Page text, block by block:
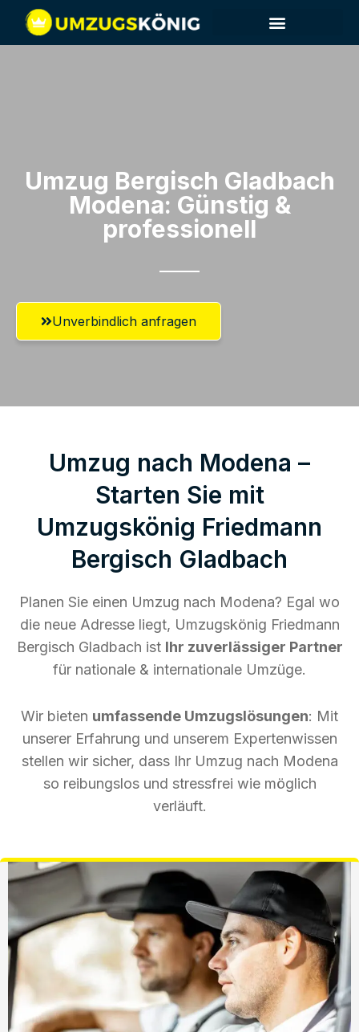
Umzug Bergisch Gladbach​
Modena: Günstig &
professionell​
Unverbindlich anfragen
Umzug nach Modena –
Starten Sie mit
Umzugskönig Friedmann
Bergisch Gladbach
Planen Sie einen Umzug nach Modena? Egal wo
die neue Adresse liegt, Umzugskönig Friedmann
Bergisch Gladbach ist Ihr zuverlässiger Partner
für nationale & internationale Umzüge.
Wir bieten umfassende Umzugslösungen: Mit
unserer Erfahrung und unserem Expertenwissen
stellen wir sicher, dass Ihr Umzug nach Modena
so reibungslos und stressfrei wie möglich
verläuft.